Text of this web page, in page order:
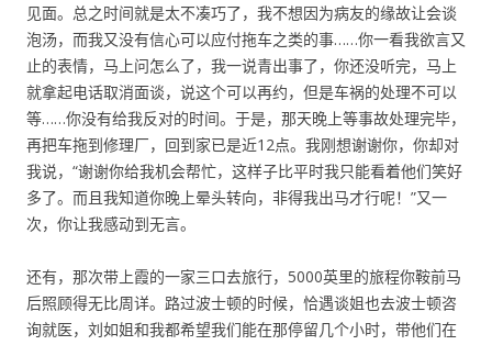
见面。总之时间就是太不凑巧了，我不想因为病友的缘故让会谈
泡汤，而我又没有信心可以应付拖车之类的事……你一看我欲言又
止的表情，马上问怎么了，我一说青出事了，你还没听完，马上
就拿起电话取消面谈，说这个可以再约，但是车祸的处理不可以
等……你没有给我反对的时间。于是，那天晚上等事故处理完毕，
再把车拖到修理厂，回到家已是近12点。我刚想谢谢你，你却对
我说，“谢谢你给我机会帮忙，这样子比平时我只能看着他们笑好
多了。而且我知道你晚上晕头转向，非得我出马才行呢！”又一
次，你让我感动到无言。
还有，那次带上霞的一家三口去旅行，5000英里的旅程你鞍前马
后照顾得无比周详。路过波士顿的时候，恰遇谈姐也去波士顿咨
询就医，刘如姐和我都希望我们能在那停留几个小时，带他们在